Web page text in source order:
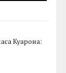
Куарона: